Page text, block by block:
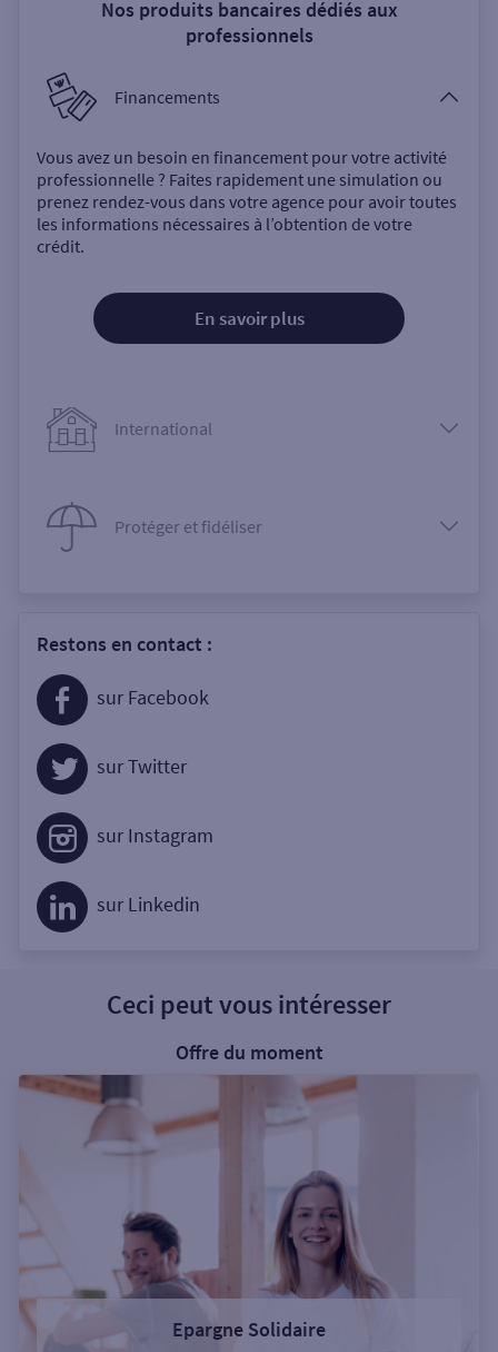
Nos produits bancaires dédiés aux
professionnels
Financements
Vous avez un besoin en financement pour votre activité
professionnelle ? Faites rapidement une simulation ou
prenez rendez-vous dans votre agence pour avoir toutes
les informations nécessaires à l’obtention de votre
crédit.
En savoir plus
International
Protéger et fidéliser
Restons en contact :
sur Facebook
sur Twitter
sur Instagram
sur Linkedin
Ceci peut vous intéresser
Offre du moment
Epargne Solidaire